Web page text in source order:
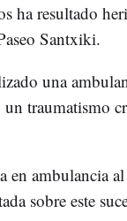
ha resultado
Santxiki.
una
traumatismo
en ambulancia al
sobre este